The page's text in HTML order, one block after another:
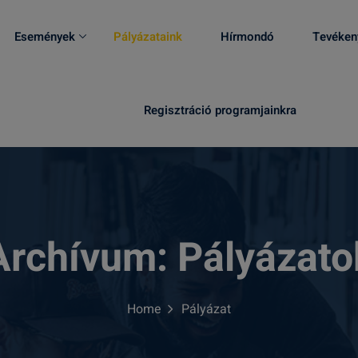
Események Pályázataink Hírmondó
Regisztráció programjainkra
Home Pályázat